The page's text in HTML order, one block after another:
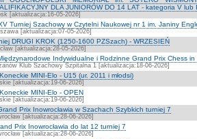
DLA JUNIORÓW DO 14 LAT - kategoria V
[aktualizacja:16-05-2026]
Turniej Szachowy w Czytelni Naukowej nr 1 im. Janiny
[aktualizacja:07-05-2026]
DRUGI KROK (1250-1600 PZSzach) - WRZESIEŃ
[aktualizacja:28-05-2026]
Indywidualne i Rodzinne Grand Prix Chess
Klub Szachowy Szpitalna 1 [aktualizacja:18-06-2026]
MINI-Elo - U15 (ur. 2011 i młodsi)
[aktualizacja:19-06-2026]
MINI-Elo - OPEN
[aktualizacja:19-06-2026]
Prix Inowrocławia w Szachach Szybkich turniej 7
[aktualizacja:28-06-2026]
Prix Inowrocławia do lat 12 turniej 7
[aktualizacja:28-06-2026]